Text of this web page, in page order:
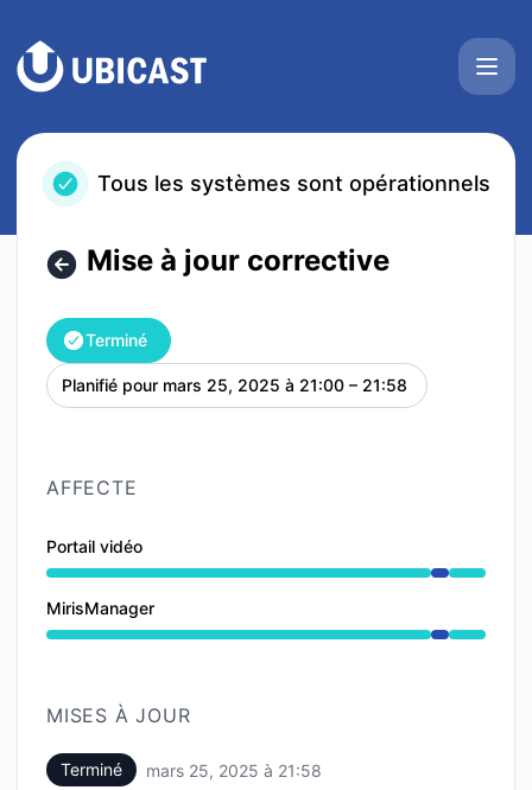
Tous les systèmes sont opérationnels
Mise à jour corrective
Terminé
Planifié pour mars 25, 2025 à 21:00 – 21:58 UTC
AFFECTE
Portail vidéo
Maintenance en cours depuis 9:00 PM à 9:58 PM
MirisManager
Maintenance en cours depuis 9:00 PM à 9:58 PM
MISES À JOUR
Terminé mars 25, 2025 à 21:58